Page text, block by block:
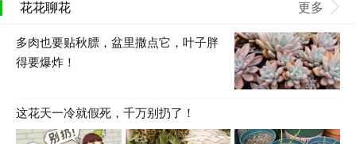
花花聊花 更多
多肉也要贴秋膘，盆里撒点它，叶子胖
得要爆炸！
这花天一冷就假死，千万别扔了！